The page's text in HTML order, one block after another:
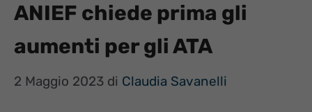
ANIEF chiede prima gli
aumenti per gli ATA
2 Maggio 2023 di Claudia Savanelli